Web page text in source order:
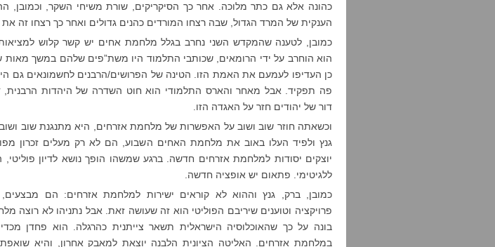
כהונה אלא גם כתר מלוכה. אחר כך הסיקריקים, שורת משיחי השקר, וכמובן,
הענקית של המרד הגדול, שבה רצחו המורדים כהנים גדולים ואחר כך רצחו זה את
כמובן, לטענה שהמקדש השני נחרב בגלל מלחמת אחים יש קשר קלוש
הוא הוחרב על ידי הרומאים, שכותבי התלמוד היו משת”פים שלהם במשך מאות
כן העדיפו לעמעם את האמת הזו. הטינה של הפרושים/הרבנים לחשמונאים גם
פה תפקיד. אבל מאחר והארס התלמודי הוא חוט השדרה של היהדות הרבנית,
דור של יהודים חזר על האגדה הזו.
וכשאתה חוזר שוב ושוב על האפשרות של מלחמת אזרחים, היא מתנגנת שוב
גנץ ולפיד העלו באוב את מלחמת האחים השבוע, הם לא רק מעלים זכרון
יוצקים יסודות למלחמת אזרחים חדשה. ברגע שמשהו הופך נושא לדיון פוליטי,
ללגיטימי. פתאום יש אופציה חדשה.
כמובן, ברק, גנץ וההוא לא קוראים ישירות למלחמת אזרחים: הם מבצעים,
פרויקציה וטוענים שיריבם הפוליטי הוא זה שעושה זאת. אבל נתניהו לא רוצה
בונה על כך שהאוכלוסיה הישראלית תשאר צייתנית כהרגלה. הוא פחדן
במלחמת אזרחים. האליטה הציונית הלבנה יוצאת למאבק אחרון, והיא